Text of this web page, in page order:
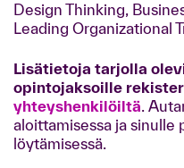
Design Thinking,
Leading Organizational
Lisätietoja tarjolla
opintojaksoille
yhteyshenkilöiltä.
aloittamisessa ja sinulle
löytämisessä.